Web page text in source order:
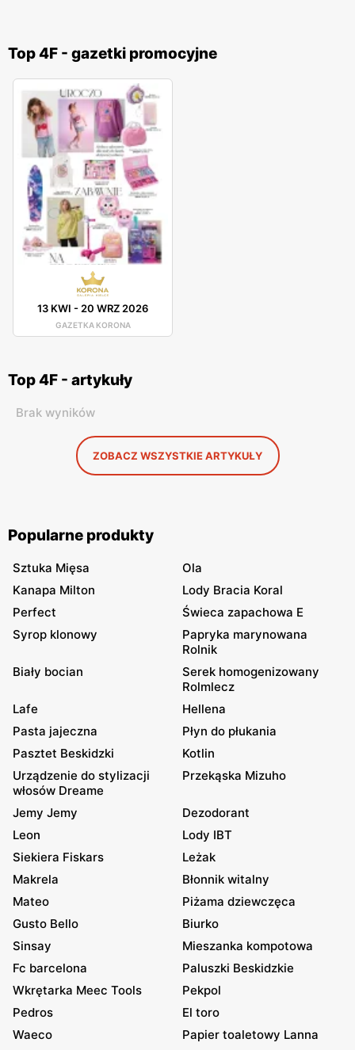
Top 4F - gazetki promocyjne
13 KWI -20 WRZ 2026
GAZETKA KORONA
Top 4F - artykuły
Brak wyników
ZOBACZ WSZYSTKIE ARTYKUŁY
Popularne produkty
Sztuka Mięsa
Ola
Kanapa Milton
Lody Bracia Koral
Perfect
Świeca zapachowa E
Syrop klonowy
Papryka marynowana
Rolnik
Biały bocian
Serek homogenizowany
Rolmlecz
Lafe
Hellena
Pasta jajeczna
Płyn do płukania
Pasztet Beskidzki
Kotlin
Urządzenie do stylizacji
włosów Dreame
Przekąska Mizuho
Jemy Jemy
Dezodorant
Leon
Lody IBT
Siekiera Fiskars
Leżak
Makrela
Błonnik witalny
Mateo
Piżama dziewczęca
Gusto Bello
Biurko
Sinsay
Mieszanka kompotowa
Fc barcelona
Paluszki Beskidzkie
Wkrętarka Meec Tools
Pekpol
Pedros
El toro
Waeco
Papier toaletowy Lanna